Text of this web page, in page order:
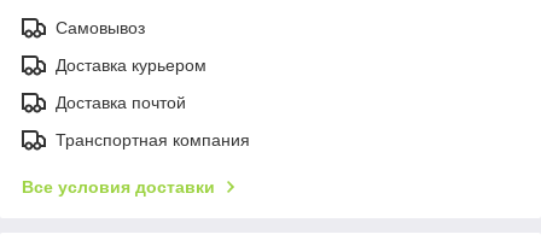
Самовывоз
Доставка курьером
Доставка почтой
Транспортная компания
Все условия доставки